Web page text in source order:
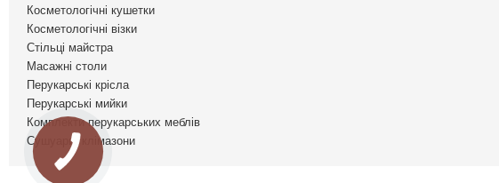
Косметологічні кушетки
Косметологічні візки
Стільці майстра
Масажні столи
Перукарські крісла
Перукарські мийки
Комплекти перукарських меблів
Сушуари, клімазони